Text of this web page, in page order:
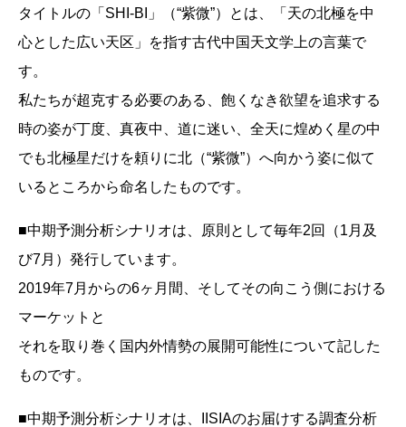
タイトルの「SHI-BI」（“紫微”）とは、「天の北極を中
心とした広い天区」を指す古代中国天文学上の言葉で
す。
私たちが超克する必要のある、飽くなき欲望を追求する
時の姿が丁度、真夜中、道に迷い、全天に煌めく星の中
でも北極星だけを頼りに北（“紫微”）へ向かう姿に似て
いるところから命名したものです。
■中期予測分析シナリオは、原則として毎年2回（1月及
び7月）発行しています。
2019年7月からの6ヶ月間、そしてその向こう側における
マーケットと
それを取り巻く国内外情勢の展開可能性について記した
ものです。
■中期予測分析シナリオは、IISIAのお届けする調査分析